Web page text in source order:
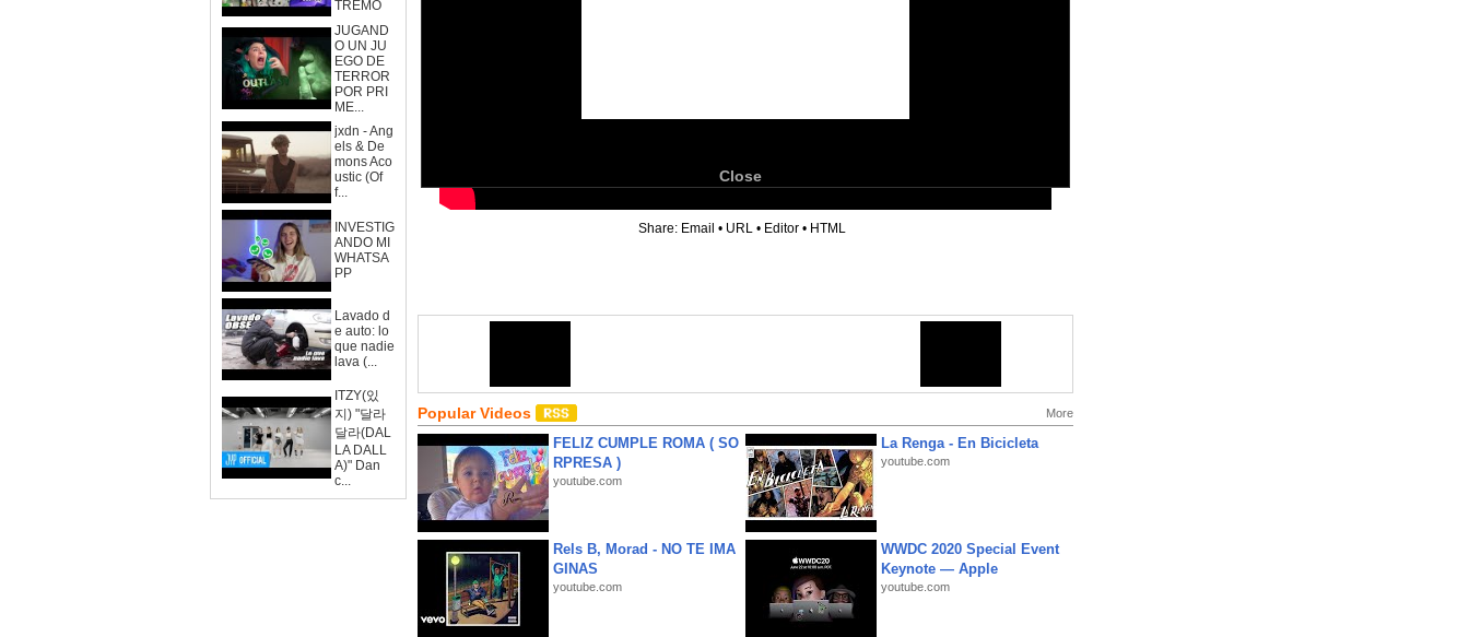
TREMO
JUGAND
O UN JU
EGO DE
TERROR
POR PRI
ME...
jxdn - Ang
els & De
mons Aco
ustic (Of
f...
INVESTIG
ANDO MI
WHATSA
PP
Lavado d
e auto: lo
que nadie
lava (...
ITZY(있
지) "달라
달라(DAL
LA DALL
A)" Dan
c...
Close
Share: Email • URL • Editor • HTML
Popular Videos More
FELIZ CUMPLE ROMA ( SO
RPRESA )
youtube.com
La Renga - En Bicicleta
youtube.com
Rels B, Morad - NO TE IMA
GINAS
youtube.com
WWDC 2020 Special Event
Keynote — Apple
youtube.com